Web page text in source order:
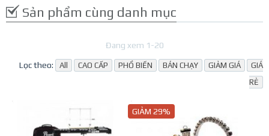
Sản phẩm cùng danh mục
Đang xem 1-20
Lọc theo: All CAO CẤP PHỔ BIẾN BÁN CHẠY GIẢM GIÁ
GIÁ
RẺ
GIẢM 29%